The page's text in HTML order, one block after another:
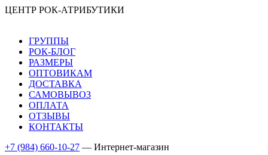
ЦЕНТР РОК-АТРИБУТИКИ
ГРУППЫ
РОК-БЛОГ
РАЗМЕРЫ
ОПТОВИКАМ
ДОСТАВКА
САМОВЫВОЗ
ОПЛАТА
ОТЗЫВЫ
КОНТАКТЫ
+7 (984) 660-10-27 — Интернет-магазин